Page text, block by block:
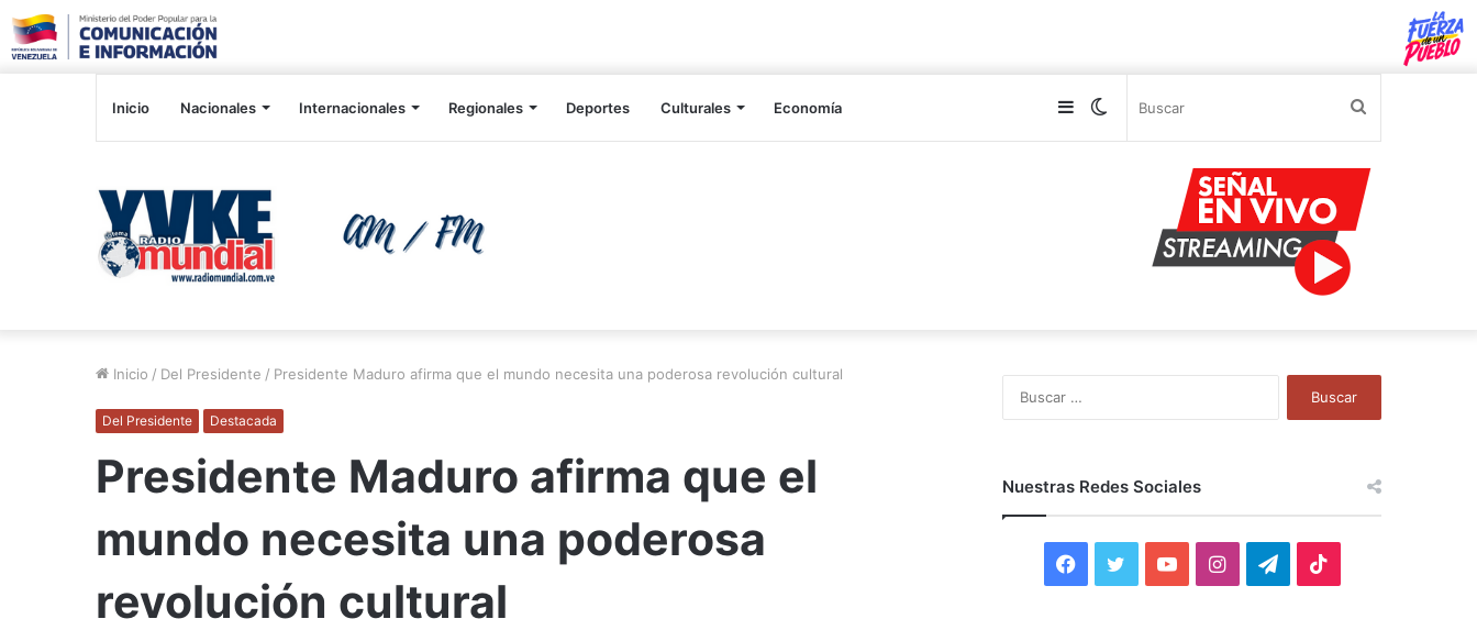
Inicio Nacionales Internacionales Regionales Deportes Culturales Economía Switch
Sidebar
Inicio / Del Presidente / Presidente Maduro afirma que el mundo necesita una poderosa revolución cultural
Del Presidente Destacada
Presidente Maduro afirma que el
mundo necesita una poderosa
revolución cultural
Nuestras Redes Sociales
F
Y
I
T